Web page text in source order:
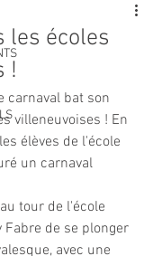
les écoles
!
carnaval bat son
villeneuvoises ! En
élèves de l'école
un carnaval
tour de l'école
de se plonger
avec une